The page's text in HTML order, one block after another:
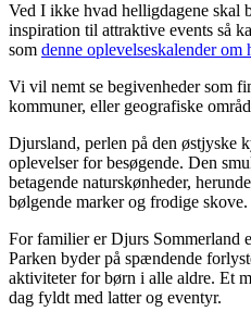
Ved I ikke hvad helligdagene skal
inspiration til attraktive events så
som denne oplevelseskalender om
Vi vil nemt se begivenheder som
kommuner, eller geografiske
Djursland, perlen på den østjyske
oplevelser for besøgende. Den
betagende naturskønheder,
bølgende marker og frodige skove.
For familier er Djurs Sommerland
Parken byder på spændende
aktiviteter for børn i alle aldre. Et
dag fyldt med latter og eventyr.